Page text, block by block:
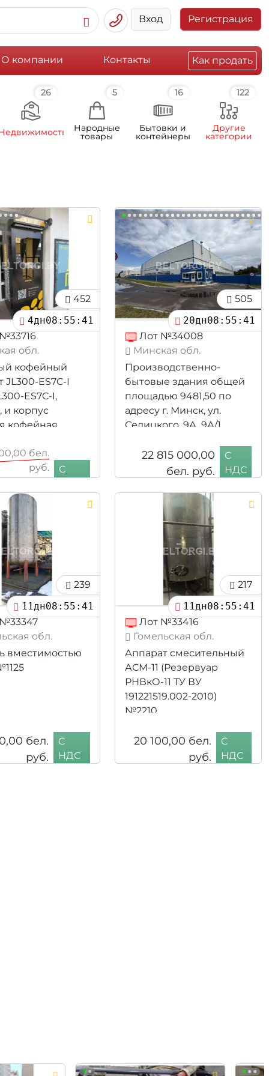
Вход Регистрация
О компании Контакты Как продать
26 5
Народные
товары
16
Бытовки и
контейнеры
122
Другие
категории
452
4дн08:55:39
обл.
кофейный
JL300-ES7C-I
ES7C-I,
и корпус
кофейная
с деталями,
бел.
руб.
руб.
C
505
20дн08:55:39
Лот №34008
Минская обл.
Производственно-
бытовые здания общей
площадью 9481,50 по
адресу г. Минск, ул.
Селицкого, 9А, 9А/1
22 815 000,00
бел. руб.
C
НДС
239
11дн08:55:39
обл.
вместимостью
бел.
руб.
C
НДС
217
11дн08:55:39
Лот №33416
Гомельская обл.
Аппарат смесительный
АСМ-11 (Резервуар
РНВкО-11 ТУ ВУ
191221519.002-2010)
№2210
20 100,00 бел.
руб.
C
НДС